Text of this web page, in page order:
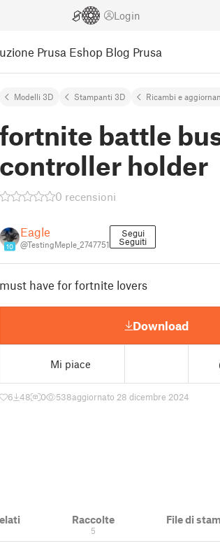
Login
Prusa Eshop Blog Prusa
Modelli 3D Stampanti 3D Ricambi e
fortnite battle
controller holder
0 recensioni
10
Eagle
@TestingMeple_2747751
Segui
Seguiti
must have for fortnite lovers
Download
Mi piace
6 48 0 538aggiornato 28 dicembre 2024
Raccolte
5
File di